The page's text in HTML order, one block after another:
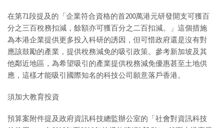
在第71段提及的「企業符合資格的首200萬港元研發開支可獲百
分之三百稅務扣減，餘額亦可獲百分之二百扣減。」這個措施
為本港企業提供更多投入科研的誘因，但可惜政府還是沒有對
應該鼓勵的產業，提供稅務減免的吸引政策。參考新加坡及其
他鄰近地區，為希望吸引的產業提供稅務減免優惠甚至土地供
應，這樣才能吸引國際知名的科技公司願意落戶香港。
須加大教育投資
預算案附件提及政府資訊科技總監辦公室的「社會對資訊科技